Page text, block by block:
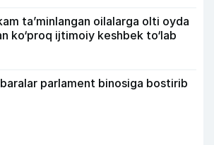
ta’minlangan oilalarga olti oyda
ko‘proq ijtimoiy keshbek to‘lab
parlament binosiga bostirib